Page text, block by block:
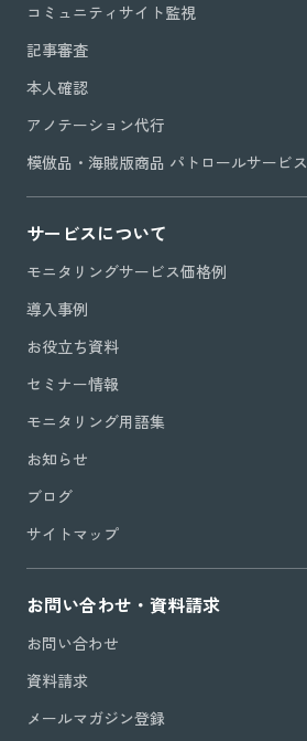
コミュニティサイト監視
記事審査
本人確認
アノテーション代行
模倣品・海賊版商品 パトロールサービス
サービスについて
モニタリングサービス価格例
導入事例
お役立ち資料
セミナー情報
モニタリング用語集
お知らせ
ブログ
サイトマップ
お問い合わせ・資料請求
お問い合わせ
資料請求
メールマガジン登録